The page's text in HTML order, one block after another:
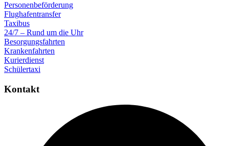
Personenbeförderung
Flughafentransfer
Taxibus
24/7 – Rund um die Uhr
Besorgungsfahrten
Krankenfahrten
Kurierdienst
Schülertaxi
Kontakt